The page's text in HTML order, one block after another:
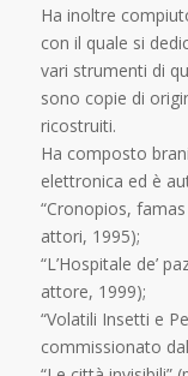
Ha inoltre
con il quale si
vari strumenti di
sono copie di
ricostruiti.
Ha composto
elettronica ed è
“Cronopios,
attori, 1995);
“L’Hospitale de’
attore, 1999);
“Volatili Insetti e
commissionato